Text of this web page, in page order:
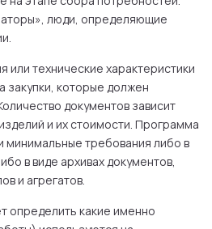
люди, определяющие
технические характеристики
закупки, которые должен
документов зависит
и их стоимости. Программа
минимальные требования либо в
в виде архивах документов,
и агрегатов.
определить какие именно